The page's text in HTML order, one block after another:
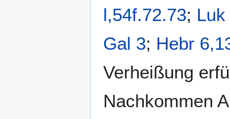
l,54f.72.73;
Gal 3; Hebr
Verheißung
Nachkommen